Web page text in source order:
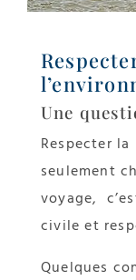
Une
Respecter
seulement
voyage,
civile et
Quelques